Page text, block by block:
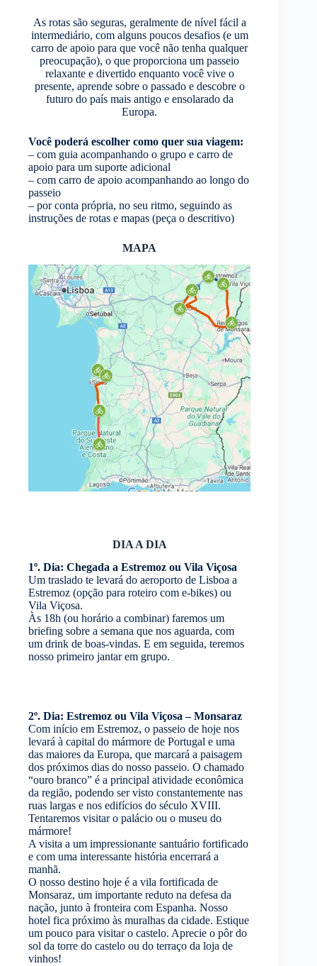
As rotas são seguras, geralmente de nível fácil a
intermediário, com alguns poucos desafios (e um
carro de apoio para que você não tenha qualquer
preocupação), o que proporciona um passeio
relaxante e divertido enquanto você vive o
presente, aprende sobre o passado e descobre o
futuro do país mais antigo e ensolarado da
Europa.
Você poderá escolher como quer sua viagem:
– com guia acompanhando o grupo e carro de
apoio para um suporte adicional
– com carro de apoio acompanhando ao longo do
passeio
– por conta própria, no seu ritmo, seguindo as
instruções de rotas e mapas (peça o descritivo)
MAPA
DIA A DIA
1º. Dia: Chegada a Estremoz ou Vila Viçosa
Um traslado te levará do aeroporto de Lisboa a
Estremoz (opção para roteiro com e-bikes) ou
Vila Viçosa.
Às 18h (ou horário a combinar) faremos um
briefing sobre a semana que nos aguarda, com
um drink de boas-vindas. E em seguida, teremos
nosso primeiro jantar em grupo.
2º. Dia: Estremoz ou Vila Viçosa – Monsaraz
Com início em Estremoz, o passeio de hoje nos
levará à capital do mármore de Portugal e uma
das maiores da Europa, que marcará a paisagem
dos próximos dias do nosso passeio. O chamado
“ouro branco” é a principal atividade econômica
da região, podendo ser visto constantemente nas
ruas largas e nos edifícios do século XVIII.
Tentaremos visitar o palácio ou o museu do
mármore!
A visita a um impressionante santuário fortificado
e com uma interessante história encerrará a
manhã.
O nosso destino hoje é a vila fortificada de
Monsaraz, um importante reduto na defesa da
nação, junto à fronteira com Espanha. Nosso
hotel fica próximo às muralhas da cidade. Estique
um pouco para visitar o castelo. Aprecie o pôr do
sol da torre do castelo ou do terraço da loja de
vinhos!